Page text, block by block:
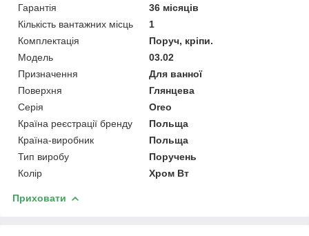
Гарантія
36 місяців
Кількість вантажних місць
1
Комплектація
Поруч, кріпи.
Мoдель
03.02
Призначення
Для ванної
Поверхня
Глянцева
Серія
Oreo
Країна реєстрації бренду
Польща
Країна-виробник
Польща
Тип виробу
Поручень
Колір
Хром Вт
Приховати